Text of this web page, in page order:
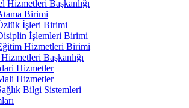
Hizmetleri Başkanlığı
Birimi
İşleri Birimi
İşlemleri Birimi
Hizmetleri Birimi
Başkanlığı
Hizmetler
Hizmetler
Bilgi Sistemleri